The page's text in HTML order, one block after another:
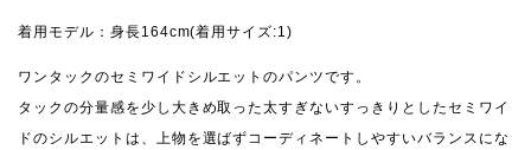
着用モデル：身長164cm(着用サイズ:1)
ワンタックのセミワイドシルエットのパンツです。
タックの分量感を少し大きめ取った太すぎないすっきりとしたセミワイ
ドのシルエットは、上物を選ばずコーディネートしやすいバランスにな